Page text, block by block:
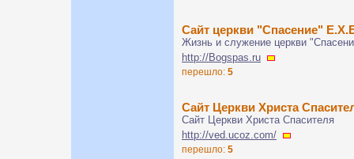
Сайт церкви "Спасение"
Жизнь и служение церкви
http://Bogspas.ru
перешло: 5
Сайт Церкви Христа
Сайт Церкви Христа Спасителя
http://ved.ucoz.com/
перешло: 5